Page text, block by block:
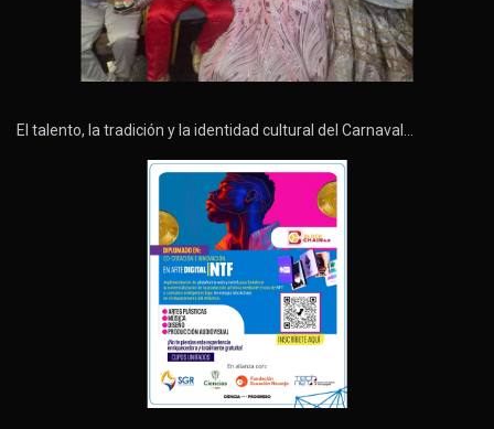
El talento, la tradición y la identidad cultural del Carnaval…